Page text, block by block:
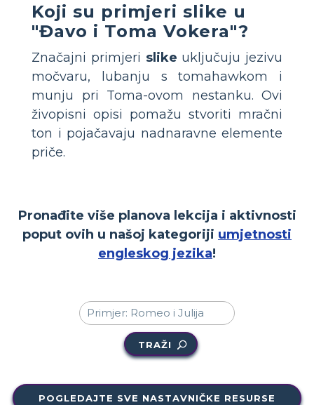
Koji su primjeri slike u
"Đavo i Toma Vokera"?
Značajni primjeri slike uključuju jezivu
močvaru, lubanju s tomahawkom i
munju pri Toma-ovom nestanku. Ovi
živopisni opisi pomažu stvoriti mračni
ton i pojačavaju nadnaravne elemente
priče.
Pronađite više planova lekcija i aktivnosti
poput ovih u našoj kategoriji umjetnosti
engleskog jezika!
TRAŽI
POGLEDAJTE SVE NASTAVNIČKE RESURSE